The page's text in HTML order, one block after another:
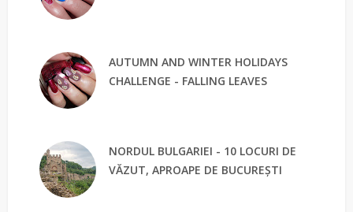
AUTUMN AND WINTER HOLIDAYS
CHALLENGE - FALLING LEAVES
NORDUL BULGARIEI - 10 LOCURI DE
VĂZUT, APROAPE DE BUCUREȘTI